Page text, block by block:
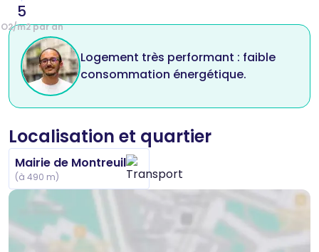
5
m2 par an
Logement très performant : faible
consommation énergétique.
Localisation et quartier
Mairie de Montreuil
(à 490 m)